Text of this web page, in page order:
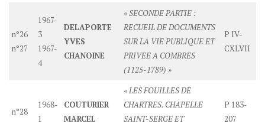
n°26
n°27
1967-
3
1967-
4
DELAPORTE
YVES
CHANOINE
« SECONDE PARTIE :
RECUEIL DE DOCUMENTS
SUR LA VIE PUBLIQUE ET
PRIVEE A COMBRES
(1125-1789) »
P IV-
CXLVII
n°28
1968-
1
COUTURIER
MARCEL
« LES FOUILLES DE
CHARTRES. CHAPELLE
SAINT-SERGE ET
P 183-
207